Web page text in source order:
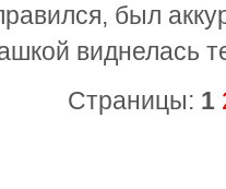
был
виднелась
Страницы: 1